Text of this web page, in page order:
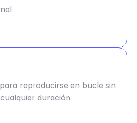
reproducirse en bucle sin
duración